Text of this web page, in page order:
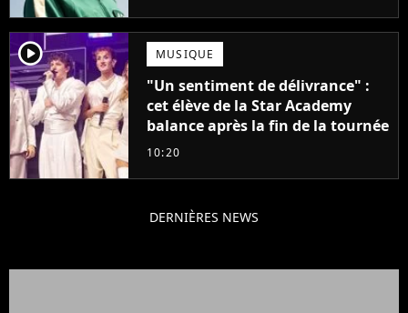
player2 MUSIQUE
"Un sentiment de délivrance" :
cet élève de la Star Academy
balance après la fin de la tournée
10:20
DERNIÈRES NEWS